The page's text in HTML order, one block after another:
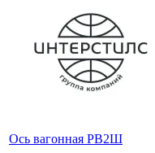
Ось вагонная РВ2Ш